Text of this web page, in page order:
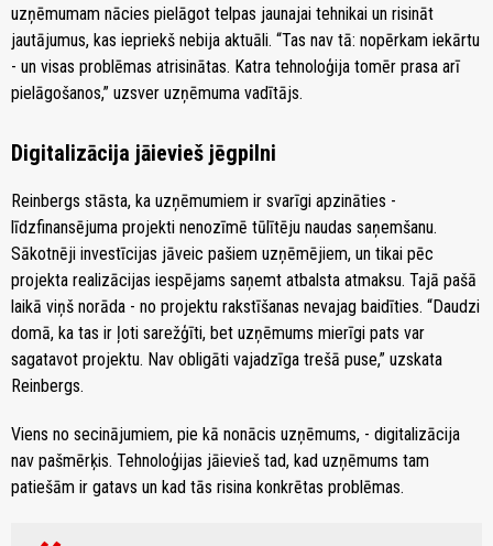
uzņēmumam nācies pielāgot telpas jaunajai tehnikai un risināt
jautājumus, kas iepriekš nebija aktuāli. “Tas nav tā: nopērkam iekārtu
- un visas problēmas atrisinātas. Katra tehnoloģija tomēr prasa arī
pielāgošanos,” uzsver uzņēmuma vadītājs.
Digitalizācija jāievieš jēgpilni
Reinbergs stāsta, ka uzņēmumiem ir svarīgi apzināties -
līdzfinansējuma projekti nenozīmē tūlītēju naudas saņemšanu.
Sākotnēji investīcijas jāveic pašiem uzņēmējiem, un tikai pēc
projekta realizācijas iespējams saņemt atbalsta atmaksu. Tajā pašā
laikā viņš norāda - no projektu rakstīšanas nevajag baidīties. “Daudzi
domā, ka tas ir ļoti sarežģīti, bet uzņēmums mierīgi pats var
sagatavot projektu. Nav obligāti vajadzīga trešā puse,” uzskata
Reinbergs.
Viens no secinājumiem, pie kā nonācis uzņēmums, - digitalizācija
nav pašmērķis. Tehnoloģijas jāievieš tad, kad uzņēmums tam
patiešām ir gatavs un kad tās risina konkrētas problēmas.